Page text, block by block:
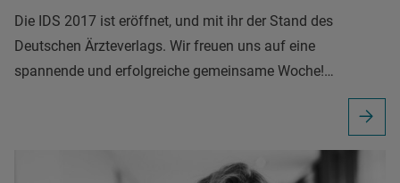
Die IDS 2017 ist eröffnet, und mit ihr der Stand des
Deutschen Ärzteverlags. Wir freuen uns auf eine
spannende und erfolgreiche gemeinsame Woche!…